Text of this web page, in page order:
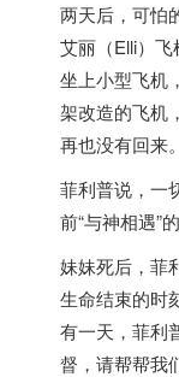
两天后，可怕
艾丽（Elli）
坐上小型飞机
架改造的飞机
再也没有回来。
菲利普说，一
前“与神相遇”
妹妹死后，菲
生命结束的时
有一天，菲利
督，请帮帮我